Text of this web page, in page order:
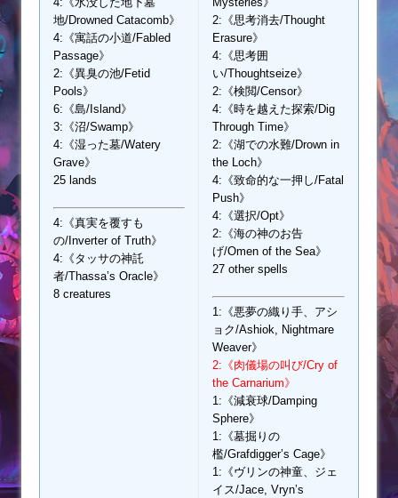
地/Drowned Catacomb》
4:《寓話の小道/Fabled
Passage》
2:《異臭の池/Fetid
Pools》
6:《島/Island》
3:《沼/Swamp》
4:《湿った墓/Watery
Grave》
25 lands
4:《真実を覆すも
の/Inverter of Truth》
4:《タッサの神託
者/Thassa’s Oracle》
8 creatures
2:《思考消去/Thought
Erasure》
4:《思考囲
い/Thoughtseize》
2:《検閲/Censor》
4:《時を越えた探索/Dig
Through Time》
2:《湖での水難/Drown in
the Loch》
4:《致命的な一押し/Fatal
Push》
4:《選択/Opt》
2:《海の神のお告
げ/Omen of the Sea》
27 other spells
1:《悪夢の織り手、アシ
ョク/Ashiok, Nightmare
Weaver》
2:《肉儀場の叫び/Cry of
the Carnarium》
1:《減衰球/Damping
Sphere》
1:《墓掘りの
檻/Grafdigger’s Cage》
1:《ヴリンの神童、ジェ
イス/Jace, Vryn’s